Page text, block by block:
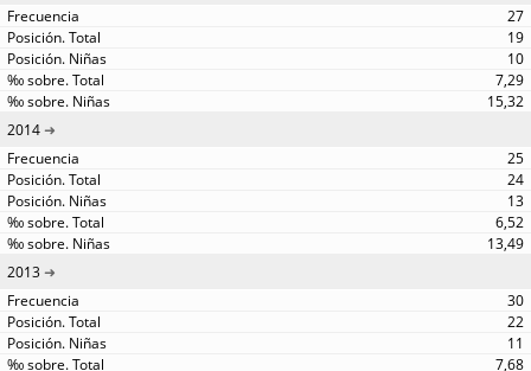
27
19
10
7,29
15,32
2014
25
24
13
6,52
13,49
2013
30
22
11
7,68